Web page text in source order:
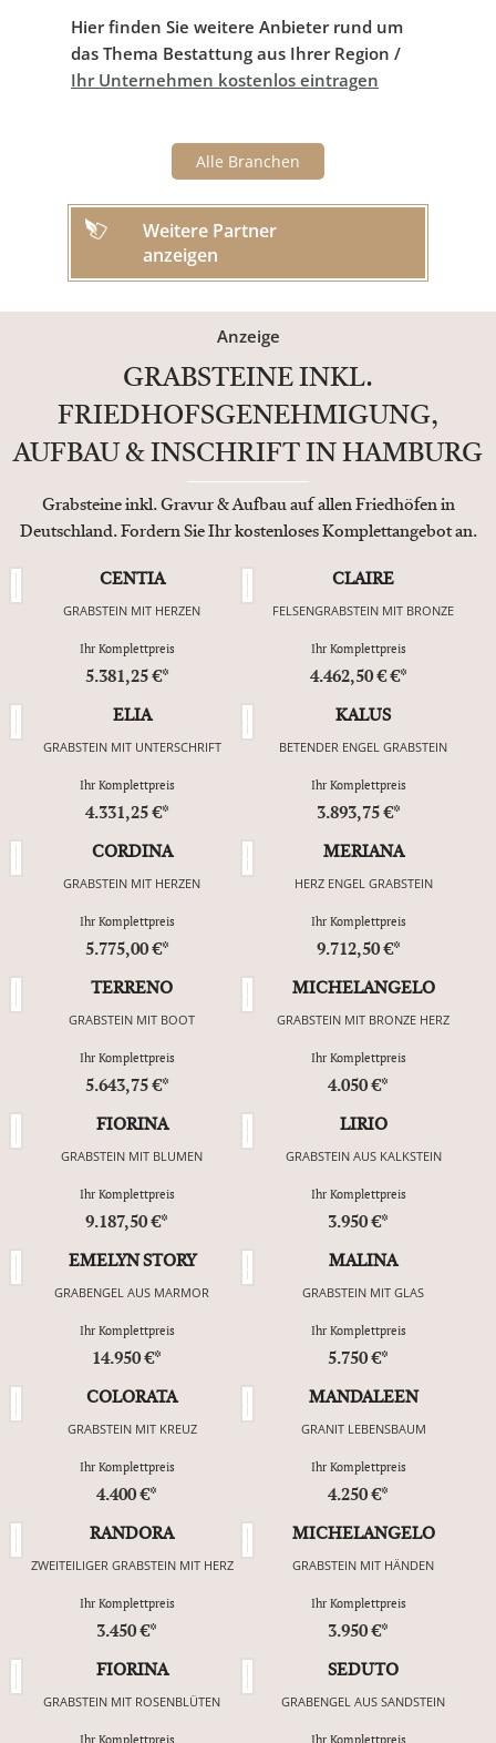
Hier finden Sie weitere Anbieter rund um
das Thema Bestattung aus Ihrer Region /
Ihr Unternehmen kostenlos eintragen
Alle Branchen
Weitere Partner
anzeigen
Anzeige
GRABSTEINE INKL.
FRIEDHOFSGENEHMIGUNG,
AUFBAU & INSCHRIFT IN HAMBURG
Grabsteine inkl. Gravur & Aufbau auf allen Friedhöfen in
Deutschland. Fordern Sie Ihr kostenloses Komplettangebot an.
CENTIA
GRABSTEIN MIT HERZEN
Ihr Komplettpreis
5.381,25 €*
CLAIRE
FELSENGRABSTEIN MIT BRONZE
Ihr Komplettpreis
4.462,50 € €*
ELIA
GRABSTEIN MIT UNTERSCHRIFT
Ihr Komplettpreis
4.331,25 €*
KALUS
BETENDER ENGEL GRABSTEIN
Ihr Komplettpreis
3.893,75 €*
CORDINA
GRABSTEIN MIT HERZEN
Ihr Komplettpreis
5.775,00 €*
MERIANA
HERZ ENGEL GRABSTEIN
Ihr Komplettpreis
9.712,50 €*
TERRENO
GRABSTEIN MIT BOOT
Ihr Komplettpreis
5.643,75 €*
MICHELANGELO
GRABSTEIN MIT BRONZE HERZ
Ihr Komplettpreis
4.050 €*
FIORINA
GRABSTEIN MIT BLUMEN
Ihr Komplettpreis
9.187,50 €*
LIRIO
GRABSTEIN AUS KALKSTEIN
Ihr Komplettpreis
3.950 €*
EMELYN STORY
GRABENGEL AUS MARMOR
Ihr Komplettpreis
14.950 €*
MALINA
GRABSTEIN MIT GLAS
Ihr Komplettpreis
5.750 €*
COLORATA
GRABSTEIN MIT KREUZ
Ihr Komplettpreis
4.400 €*
MANDALEEN
GRANIT LEBENSBAUM
Ihr Komplettpreis
4.250 €*
RANDORA
ZWEITEILIGER GRABSTEIN MIT HERZ
Ihr Komplettpreis
3.450 €*
MICHELANGELO
GRABSTEIN MIT HÄNDEN
Ihr Komplettpreis
3.950 €*
FIORINA
GRABSTEIN MIT ROSENBLÜTEN
SEDUTO
GRABENGEL AUS SANDSTEIN